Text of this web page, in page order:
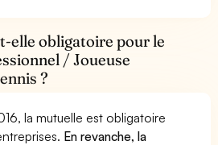
elle obligatoire pour le
/ Joueuse
?
la mutuelle est obligatoire
En revanche, la